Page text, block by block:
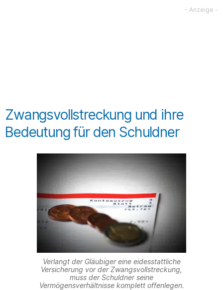
Zwangsvollstreckung und ihre
Bedeutung für den Schuldner
Verlangt der Gläubiger eine eidesstattliche
Versicherung vor der Zwangsvollstreckung,
muss der Schuldner seine
Vermögensverhältnisse komplett offenlegen.